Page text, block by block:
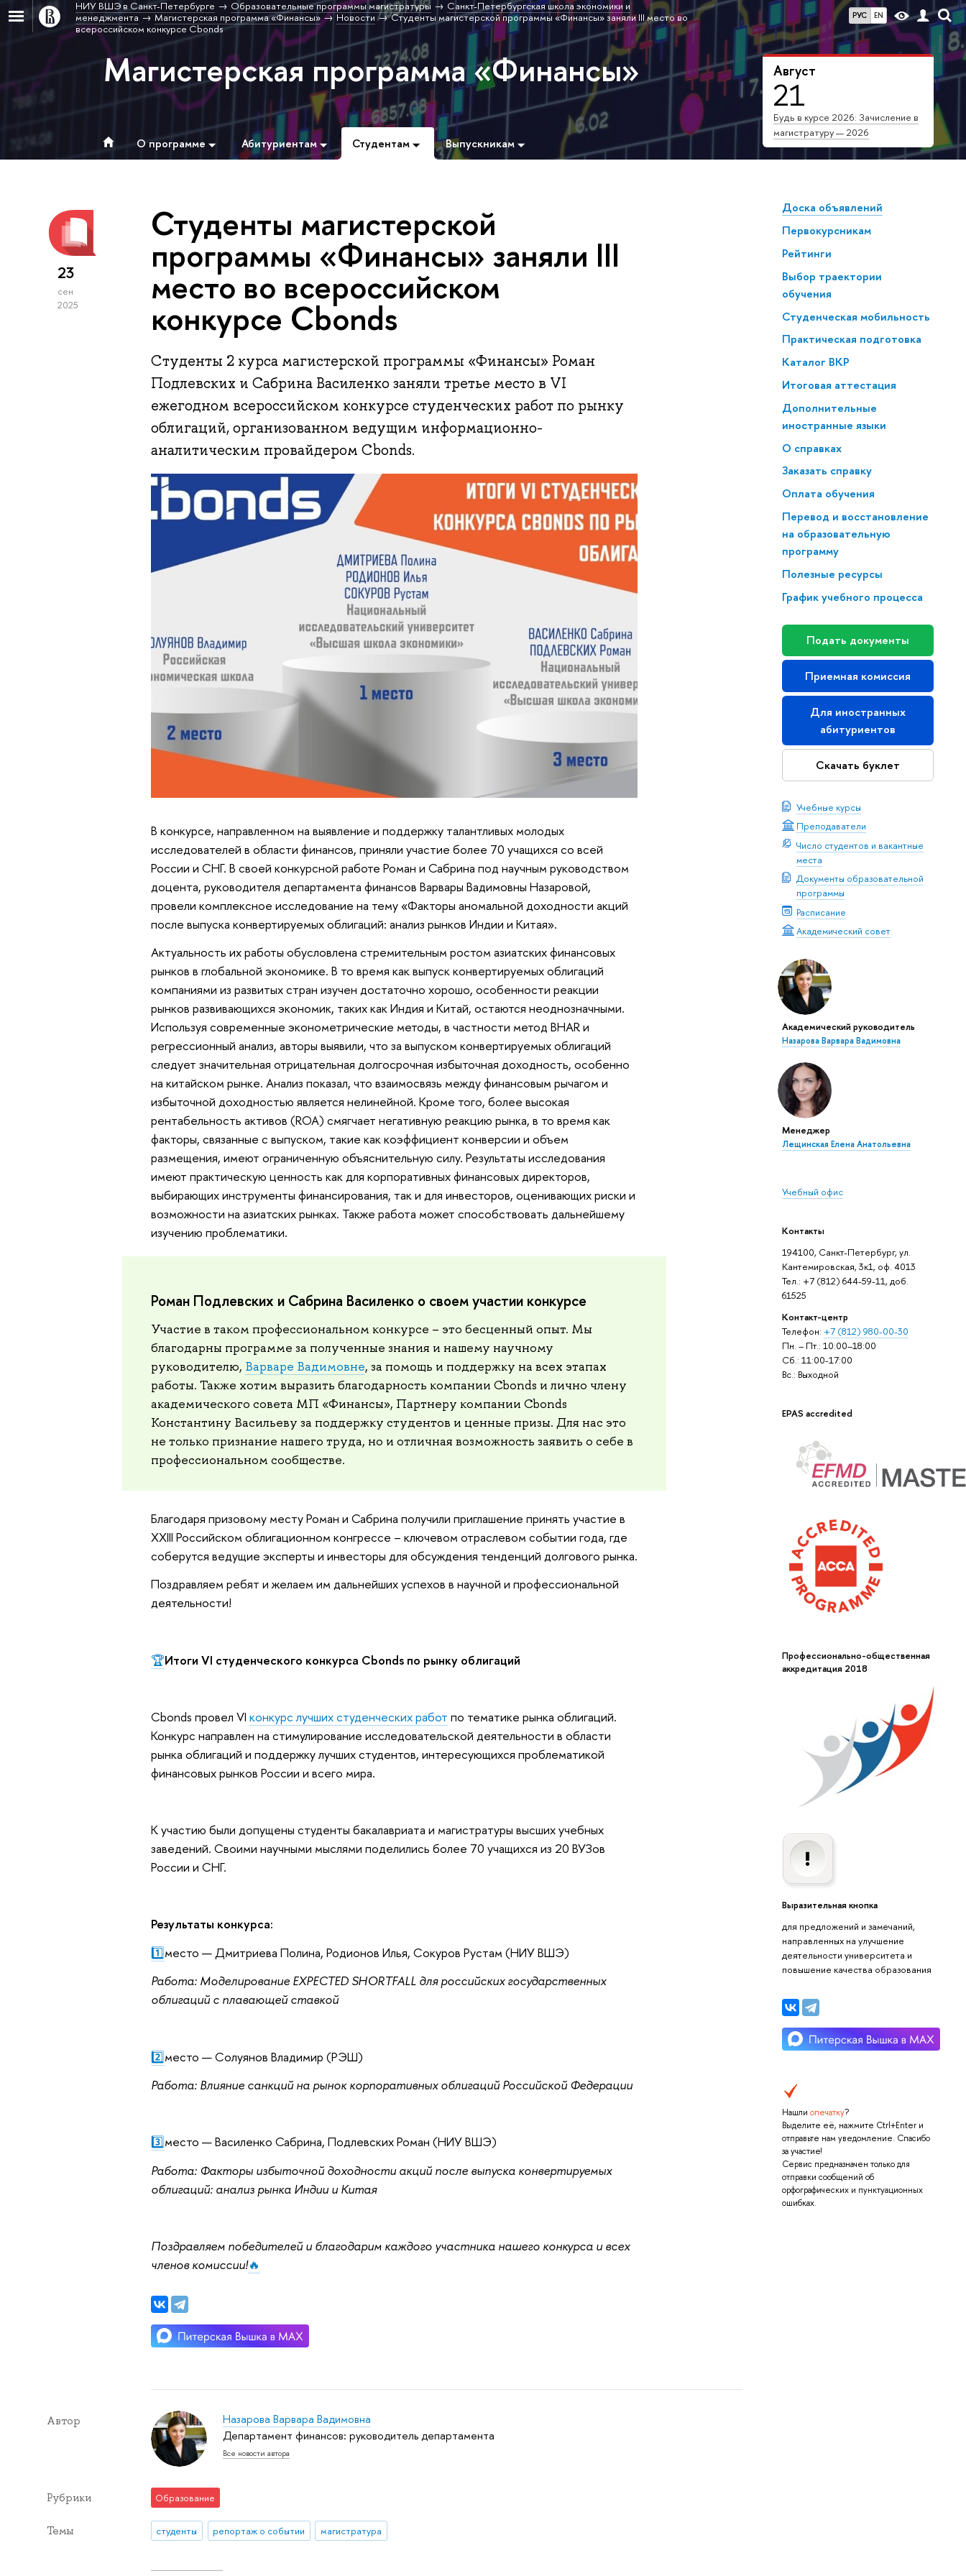
РУС EN
НИУ ВШЭ в Санкт-Петербурге Образовательные программы магистратуры
Санкт-Петербургская школа экономики и
менеджмента
Магистерская программа «Финансы» Новости
Студенты магистерской программы «Финансы» заняли III место во
всероссийском конкурсе Cbonds
Август
21
Будь в курсе 2026: Зачисление в
магистратуру — 2026
Магистерская программа «Финансы»
О программе Абитуриентам Студентам Выпускникам
Доска объявлений
Первокурсникам
Рейтинги
Выбор траектории
обучения
Студенческая мобильность
Практическая подготовка
Каталог ВКР
Итоговая аттестация
Дополнительные
иностранные языки
О справках
Заказать справку
Оплата обучения
Перевод и восстановление
на образовательную
программу
Полезные ресурсы
График учебного процесса
Подать документы
Приемная комиссия
Для иностранных
абитуриентов
Скачать буклет
Учебные курсы
Преподаватели
Число студентов и вакантные
места
Документы образовательной
программы
Расписание
Академический совет
Академический руководитель
Назарова Варвара Вадимовна
Менеджер
Лещинская Елена Анатольевна
Учебный офис
Контакты
194100, Санкт-Петербург, ул.
Кантемировская, 3к1, оф. 4013
Тел.: +7 (812) 644-59-11, доб.
61525
Контакт-центр
Телефон: +7 (812) 980-00-30
Пн. – Пт.: 10:00–18:00
Сб.: 11:00-17:00
Вс.: Выходной
EPAS accredited
Профессионально-общественная
аккредитация 2018
Выразительная кнопка
для предложений и замечаний,
направленных на улучшение
деятельности университета и
повышение качества образования
Нашли опечатку?
Выделите её, нажмите Ctrl+Enter и
отправьте нам уведомление. Спасибо
за участие!
Сервис предназначен только для
отправки сообщений об
орфографических и пунктуационных
ошибках.
23
сен
2025
Студенты магистерской
программы «Финансы» заняли III
место во всероссийском
конкурсе Cbonds
Студенты 2 курса магистерской программы «Финансы» Роман
Подлевских и Сабрина Василенко заняли третье место в VI
ежегодном всероссийском конкурсе студенческих работ по рынку
облигаций, организованном ведущим информационно-
аналитическим провайдером Cbonds.
В конкурсе, направленном на выявление и поддержку талантливых молодых
исследователей в области финансов, приняли участие более 70 учащихся со всей
России и СНГ. В своей конкурсной работе Роман и Сабрина под научным руководством
доцента, руководителя департамента финансов Варвары Вадимовны Назаровой,
провели комплексное исследование на тему «Факторы аномальной доходности акций
после выпуска конвертируемых облигаций: анализ рынков Индии и Китая».
Актуальность их работы обусловлена стремительным ростом азиатских финансовых
рынков в глобальной экономике. В то время как выпуск конвертируемых облигаций
компаниями из развитых стран изучен достаточно хорошо, особенности реакции
рынков развивающихся экономик, таких как Индия и Китай, остаются неоднозначными.
Используя современные эконометрические методы, в частности метод BHAR и
регрессионный анализ, авторы выявили, что за выпуском конвертируемых облигаций
следует значительная отрицательная долгосрочная избыточная доходность, особенно
на китайском рынке. Анализ показал, что взаимосвязь между финансовым рычагом и
избыточной доходностью является нелинейной. Кроме того, более высокая
рентабельность активов (ROA) смягчает негативную реакцию рынка, в то время как
факторы, связанные с выпуском, такие как коэффициент конверсии и объем
размещения, имеют ограниченную объяснительную силу. Результаты исследования
имеют практическую ценность как для корпоративных финансовых директоров,
выбирающих инструменты финансирования, так и для инвесторов, оценивающих риски и
возможности на азиатских рынках. Также работа может способствовать дальнейшему
изучению проблематики.
Роман Подлевских и Сабрина Василенко о своем участии конкурсе
Участие в таком профессиональном конкурсе – это бесценный опыт. Мы
благодарны программе за полученные знания и нашему научному
руководителю, Варваре Вадимовне, за помощь и поддержку на всех этапах
работы. Также хотим выразить благодарность компании Cbonds и лично члену
академического совета МП «Финансы», Партнеру компании Cbonds
Константину Васильеву за поддержку студентов и ценные призы. Для нас это
не только признание нашего труда, но и отличная возможность заявить о себе в
профессиональном сообществе.
Благодаря призовому месту Роман и Сабрина получили приглашение принять участие в
XXIII Российском облигационном конгрессе – ключевом отраслевом событии года, где
соберутся ведущие эксперты и инвесторы для обсуждения тенденций долгового рынка.
Поздравляем ребят и желаем им дальнейших успехов в научной и профессиональной
деятельности!
🏆Итоги VI студенческого конкурса Cbonds по рынку облигаций
Cbonds провел VI конкурс лучших студенческих работ по тематике рынка облигаций.
Конкурс направлен на стимулирование исследовательской деятельности в области
рынка облигаций и поддержку лучших студентов, интересующихся проблематикой
финансовых рынков России и всего мира.
К участию были допущены студенты бакалавриата и магистратуры высших учебных
заведений. Своими научными мыслями поделились более 70 учащихся из 20 ВУЗов
России и СНГ.
Результаты конкурса:
1️⃣место — Дмитриева Полина, Родионов Илья, Сокуров Рустам (НИУ ВШЭ)
Работа: Моделирование EXPECTED SHORTFALL для российских государственных
облигаций с плавающей ставкой
2️⃣место — Солуянов Владимир (РЭШ)
Работа: Влияние санкций на рынок корпоративных облигаций Российской Федерации
3️⃣место — Василенко Сабрина, Подлевских Роман (НИУ ВШЭ)
Работа: Факторы избыточной доходности акций после выпуска конвертируемых
облигаций: анализ рынка Индии и Китая
Поздравляем победителей и благодарим каждого участника нашего конкурса и всех
членов комиссии!🔥
Автор
Назарова Варвара Вадимовна
Департамент финансов: руководитель департамента
Все новости автора
Рубрики Образование
Темы студенты репортаж о событии магистратура